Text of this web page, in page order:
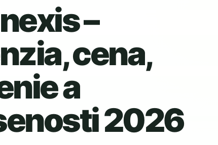
–
cena,
a
2026